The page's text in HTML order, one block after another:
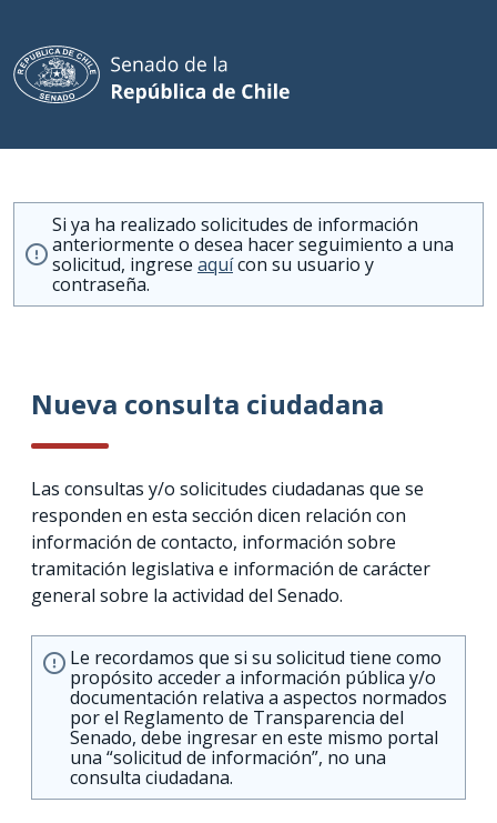
Si ya ha realizado solicitudes de información
anteriormente o desea hacer seguimiento a una
solicitud, ingrese aquícon su usuario y
contraseña.
Nueva consulta ciudadana
Las consultas y/o solicitudes ciudadanas que se
responden en esta sección dicen relación con
información de contacto, información sobre
tramitación legislativa e información de carácter
general sobre la actividad del Senado.
Le recordamos que si su solicitud tiene como
propósito acceder a información pública y/o
documentación relativa a aspectos normados
por el Reglamento de Transparencia del
Senado, debe ingresar en este mismo portal
una “solicitud de información”, no una
consulta ciudadana.